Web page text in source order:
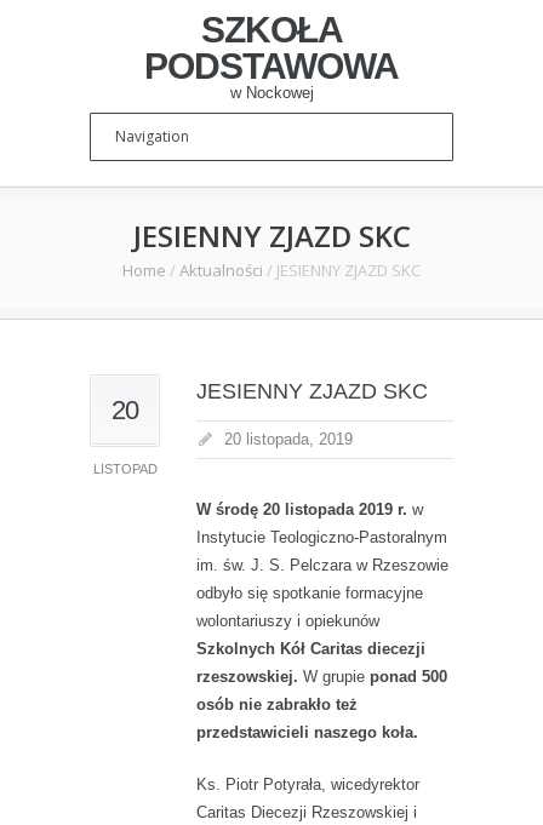
SZKOŁA
PODSTAWOWA
w Nockowej
JESIENNY ZJAZD SKC
Home / Aktualności / JESIENNY ZJAZD SKC
20
LISTOPAD
JESIENNY ZJAZD SKC
20 listopada, 2019
W środę 20 listopada 2019 r. w
Instytucie Teologiczno-Pastoralnym
im. św. J. S. Pelczara w Rzeszowie
odbyło się spotkanie formacyjne
wolontariuszy i opiekunów
Szkolnych Kół Caritas diecezji
rzeszowskiej. W grupie ponad 500
osób nie zabrakło też
przedstawicieli naszego koła.
Ks. Piotr Potyrała, wicedyrektor
Caritas Diecezji Rzeszowskiej i